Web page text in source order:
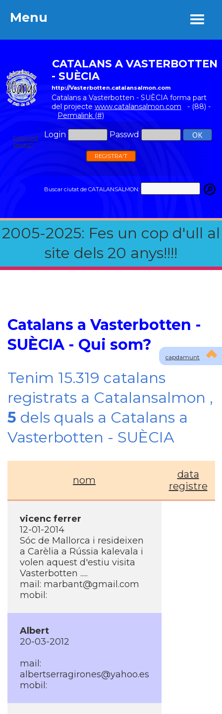
Menu
CATALANS A VASTERBOTTEN
- SUÈCIA
http://Vasterbotten.catalansalmon.com
Catalans a Vasterbotten - SUÈCIA forma part
del projecte www.catalansalmon.com - (88) -
Permalink (#)
Login Passwd
Password
perdut?
REGISTRA'T
Buscar ciutat de CATALANSALMON:
2005-2025: Fes un cop d'ull al
site dels 20 anys!!!!
Menu
capdamunt
Catalans a Vasterbotten -
SUÈCIA - Qui som?
Tenim 15.319 catalans
registrats a Catalansalmon ,
5 dels quals a Catalans a
Vasterbotten - SUÈCIA
nom
data
registre
vicenc ferrer
12-01-2014
Sóc de Mallorca i resideixen
a Carèlia a Rússia kalevala i
volen aquest d'estiu visita
Vasterbotten .....
mail: marbant@gmail.com
mobil:
Albert
20-03-2012
mail:
albertserragirones@yahoo.es
mobil: